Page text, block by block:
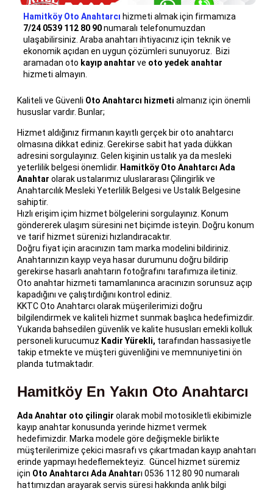
Hamitköy Oto Anahtarcı hizmeti almak için firmamıza
7/24 0539 112 80 90numaralı telefonumuzdan
ulaşabilirsiniz. Araba anahtarı ihtiyacınız için teknik ve
ekonomik açıdan en uygun çözümleri sunuyoruz. Bizi
aramadan oto kayıp anahtar ve oto yedek anahtar
hizmeti almayın.
Kaliteli ve Güvenli Oto Anahtarcı hizmeti almanız için önemli
hususlar vardır. Bunlar;
Hizmet aldığınız firmanın kayıtlı gerçek bir oto anahtarcı
olmasına dikkat ediniz. Gerekirse sabit hat yada dükkan
adresini sorgulayınız. Gelen kişinin ustalık ya da mesleki
yeterlilik belgesi önemlidir. Hamitköy Oto Anahtarcı Ada
Anahtar olarak ustalarımız uluslararası Çilingirlik ve
Anahtarcılık Mesleki Yeterlilik Belgesi ve Ustalık Belgesine
sahiptir.
Hızlı erişim içim hizmet bölgelerini sorgulayınız. Konum
göndererek ulaşım süresini net biçimde isteyin. Doğru konum
ve tarif hizmet sürenizi hızlandıracaktır.
Doğru fiyat için aracınızın tam marka modelini bildiriniz.
Anahtarınızın kayıp veya hasar durumunu doğru bildirip
gerekirse hasarlı anahtarın fotoğrafını tarafımıza iletiniz.
Oto anahtar hizmeti tamamlanınca aracınızın sorunsuz açıp
kapadığını ve çalıştırdığını kontrol ediniz.
KKTC Oto Anahtarcı olarak müşerilerimizi doğru
bilgilendirmek ve kaliteli hizmet sunmak başlıca hedefimizdir.
Yukarıda bahsedilen güvenlik ve kalite hususları emekli kolluk
personeli kurucumuz Kadir Yürekli, tarafından hassasiyetle
takip etmekte ve müşteri güvenliğini ve memnuniyetini ön
planda tutmaktadır.
Hamitköy En Yakın Oto Anahtarcı
Ada Anahtar oto çilingir olarak mobil motosikletli ekibimizle
kayıp anahtar konusunda yerinde hizmet vermek
hedefimizdir. Marka modele göre değişmekle birlikte
müşterilerimize çekici masrafı vs çıkartmadan kayıp anahtarı
erinde yapmayı hedeflemekteyiz. Güncel hizmet süremiz
için Oto Anahtarcı Ada Anahtarı 0536 112 80 90 numaralı
hattımızdan arayarak servis süresi hakkında anlık bilgi